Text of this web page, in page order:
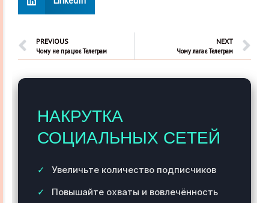
PREVIOUS
Чому не працює Телеграм
NEXT
Чому лагає Телеграм
НАКРУТКА
СОЦИАЛЬНЫХ СЕТЕЙ
Увеличьте количество подписчиков
Повышайте охваты и вовлечённость